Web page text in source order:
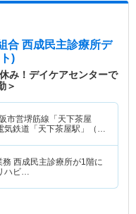
合 西成民主診療所デ
)
み！デイケアセンターで
＞
市営堺筋線「天下茶屋
気鉄道「天下茶屋駅」（徒
階に
ハビ…